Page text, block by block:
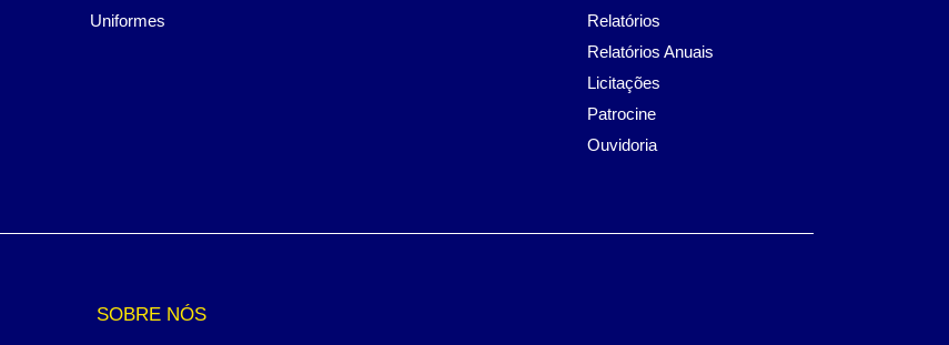
Uniformes
Relatórios
Relatórios Anuais
Licitações
Patrocine
Ouvidoria
SOBRE NÓS